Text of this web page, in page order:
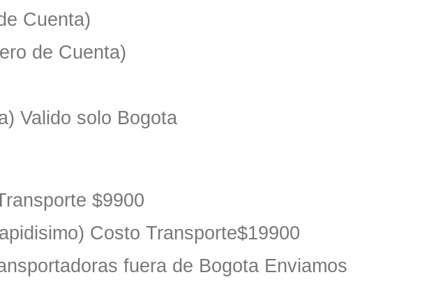
Cuenta)
de Cuenta)
Valido solo Bogota
$9900
Costo Transporte$19900
fuera de Bogota Enviamos